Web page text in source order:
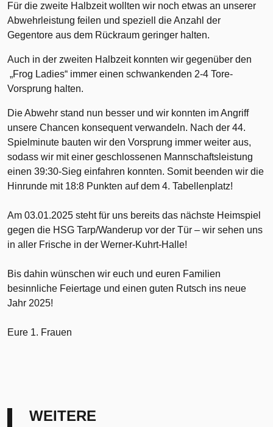
Für die zweite Halbzeit wollten wir noch etwas an unserer
Abwehrleistung feilen und speziell die Anzahl der
Gegentore aus dem Rückraum geringer halten.
Auch in der zweiten Halbzeit konnten wir gegenüber den
„Frog Ladies“ immer einen schwankenden 2-4 Tore-
Vorsprung halten.
Die Abwehr stand nun besser und wir konnten im Angriff
unsere Chancen konsequent verwandeln. Nach der 44.
Spielminute bauten wir den Vorsprung immer weiter aus,
sodass wir mit einer geschlossenen Mannschaftsleistung
einen 39:30-Sieg einfahren konnten. Somit beenden wir die
Hinrunde mit 18:8 Punkten auf dem 4. Tabellenplatz!
Am 03.01.2025 steht für uns bereits das nächste Heimspiel
gegen die HSG Tarp/Wanderup vor der Tür – wir sehen uns
in aller Frische in der Werner-Kuhrt-Halle!
Bis dahin wünschen wir euch und euren Familien
besinnliche Feiertage und einen guten Rutsch ins neue
Jahr 2025!
Eure 1. Frauen
WEITERE